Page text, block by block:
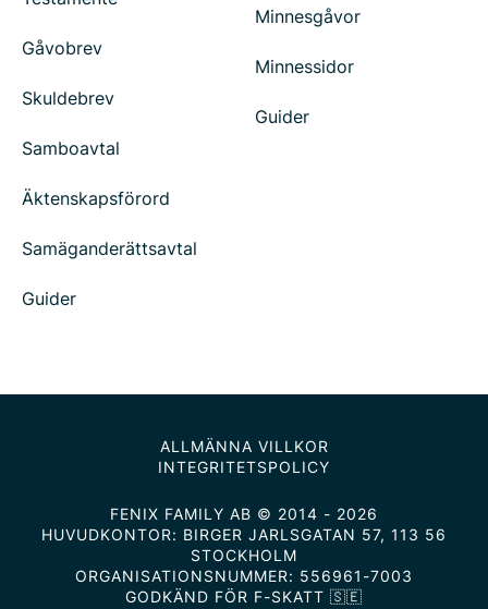
Gåvobrev
Skuldebrev
Samboavtal
Äktenskapsförord
Samäganderättsavtal
Guider
Minnesgåvor
Minnessidor
Guider
ALLMÄNNA VILLKOR
INTEGRITETSPOLICY
FENIX FAMILY AB © 2014 - 2026
HUVUDKONTOR: BIRGER JARLSGATAN 57, 113 56
STOCKHOLM
ORGANISATIONSNUMMER: 556961-7003
GODKÄND FÖR F-SKATT 🇸🇪